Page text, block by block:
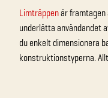
Limträppenär framtagen
underlätta användandet
du enkelt dimensionera
konstruktionstyperna.